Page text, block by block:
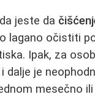
jeste da
lagano očistiti
Ipak, za
i dalje je
mesečno